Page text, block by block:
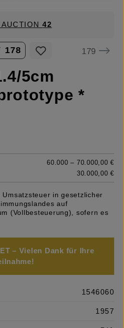
AUCTION42
178 179
5cm
*
60.000 – 70.000,00 €
30.000,00 €
in gesetzlicher
auf
(Vollbesteuerung), sofern es
– Vielen Dank für Ihre
1546060
1957